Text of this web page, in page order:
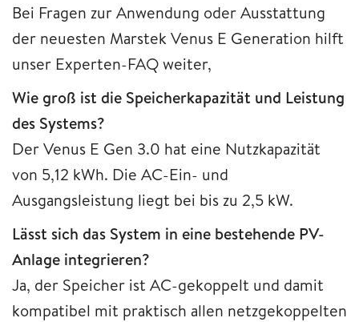
Bei Fragen zur Anwendung oder Ausstattung
der neuesten Marstek Venus E Generation hilft
unser Experten-FAQ weiter,
Wie groß ist die Speicherkapazität und Leistung
des Systems?
Der Venus E Gen 3.0 hat eine Nutzkapazität
von 5,12 kWh. Die AC-Ein- und
Ausgangsleistung liegt bei bis zu 2,5 kW.
Lässt sich das System in eine bestehende PV-
Anlage integrieren?
Ja, der Speicher ist AC-gekoppelt und damit
kompatibel mit praktisch allen netzgekoppelten